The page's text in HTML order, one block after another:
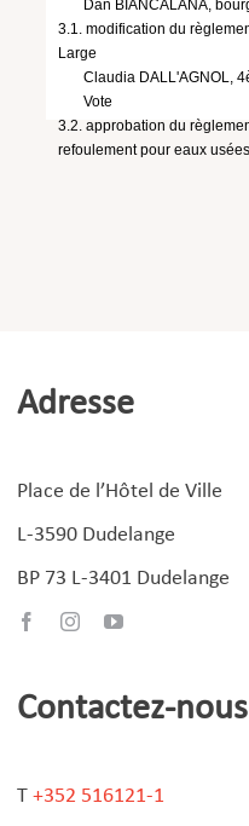
Adresse
Place de l’Hôtel de Ville
L-3590 Dudelange
BP 73 L-3401 Dudelange
Contactez-nous
T +352 516121-1